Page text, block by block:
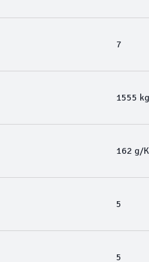
7
1555 kg
162 g/
5
5